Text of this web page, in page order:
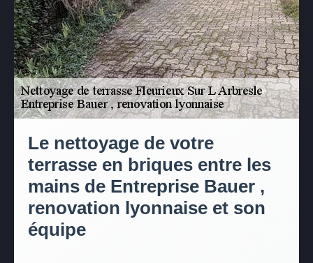
Le nettoyage de votre
terrasse en briques entre les
mains de Entreprise Bauer ,
renovation lyonnaise et son
équipe